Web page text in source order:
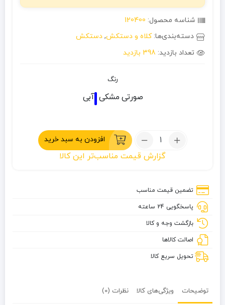
شناسه محصول: 120400
دسته‌بندی‌ها:کلاه و دستکش, دستکش
تعداد بازدید: 398 بازدید
رنگ
صورتی مشکی آبی
تعداد:
ویند
افزودن به سبد خرید
گزارش قیمت مناسب‌تر این کالا
تضمین قیمت مناسب
پاسخگویی 24 ساعته
بازگشت وجه و کالا
اصالت کالاها
تحویل سریع کالا
توضیحات ویژگی‌های کالا نظرات (0)